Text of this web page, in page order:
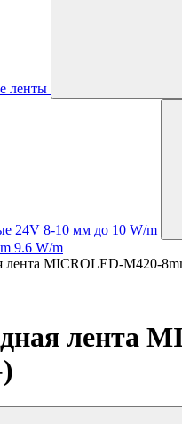
ленты
24V 8-10 мм до 10 W/m
9.6 W/m
лента MICROLED-M420-
лента